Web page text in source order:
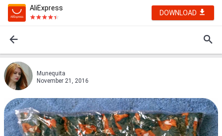
AliExpress
DOWNLOAD
Munequita
November 21, 2016